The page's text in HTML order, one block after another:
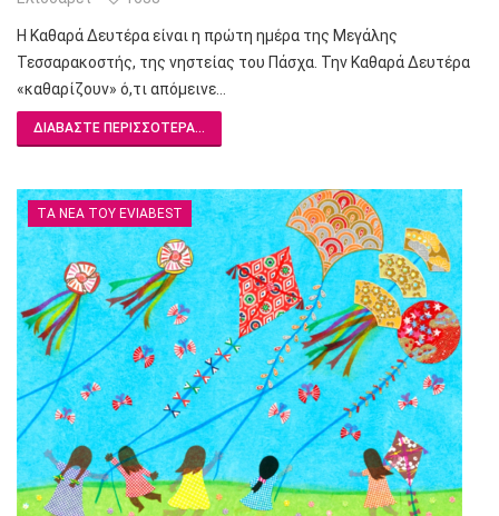
Η Καθαρά Δευτέρα είναι η πρώτη ημέρα της Μεγάλης
Τεσσαρακοστής, της νηστείας του Πάσχα. Την Καθαρά Δευτέρα
«καθαρίζουν» ό,τι απόμεινε…
ΔΙΑΒΆΣΤΕ ΠΕΡΙΣΣΌΤΕΡΑ...
ΤΑ ΝΈΑ ΤΟΥ EVIABEST